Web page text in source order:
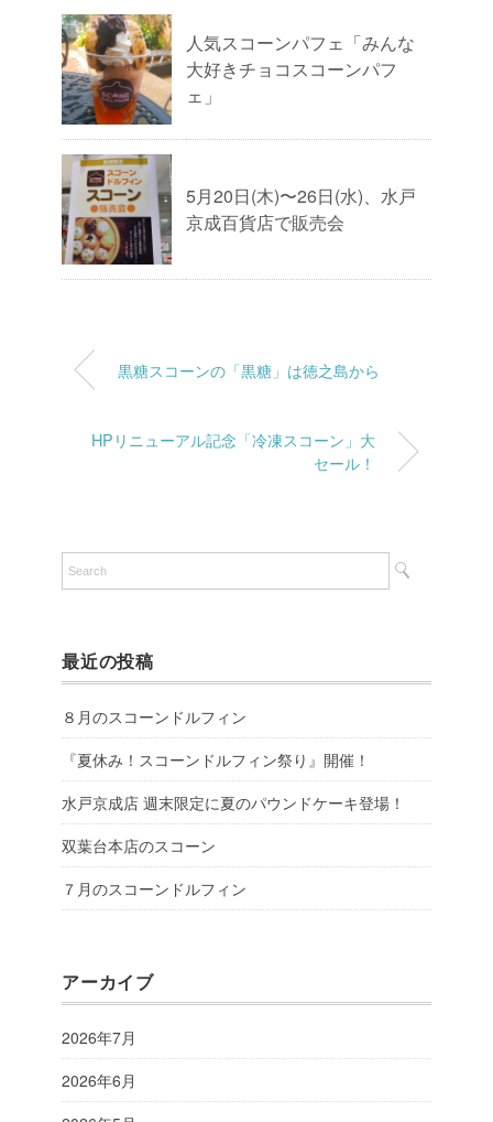
人気スコーンパフェ「みんな
大好きチョコスコーンパフ
ェ」
5月20日(木)〜26日(水)、水戸
京成百貨店で販売会
黒糖スコーンの「黒糖」は徳之島から
HPリニューアル記念「冷凍スコーン」大
セール！
最近の投稿
８月のスコーンドルフィン
『夏休み！スコーンドルフィン祭り』開催！
水戸京成店 週末限定に夏のパウンドケーキ登場！
双葉台本店のスコーン
７月のスコーンドルフィン
アーカイブ
2026年7月
2026年6月